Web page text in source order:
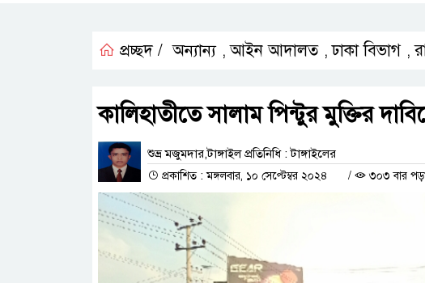
প্রচ্ছদ / অন্যান্য ,আইন আদালত ,ঢাকা বিভাগ ,
কালিহাতীতে সালাম পিন্টুর মুক্তির
শুভ্র মজুমদার,টাঙ্গাইল প্রতিনিধি : টাঙ্গাইলের
প্রকাশিত : মঙ্গলবার, ১০ সেপ্টেম্বর ২০২৪ / ৩০৩ বার